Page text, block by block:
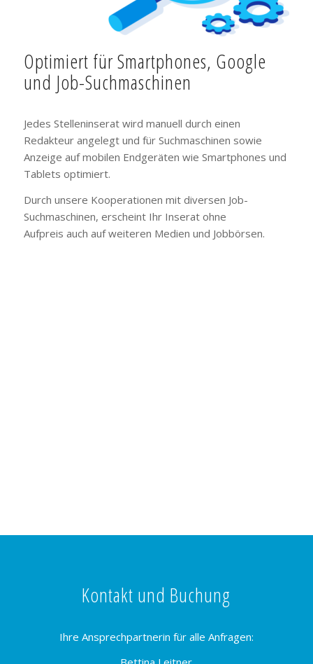
Optimiert für Smartphones, Google
und Job-Suchmaschinen
Jedes Stelleninserat wird manuell durch einen
Redakteur angelegt und für Suchmaschinen sowie
Anzeige auf mobilen Endgeräten wie Smartphones und
Tablets optimiert.
Durch unsere Kooperationen mit diversen Job-
Suchmaschinen, erscheint Ihr Inserat ohne
Aufpreis auch auf weiteren Medien und Jobbörsen.
Kontakt und Buchung
Ihre Ansprechpartnerin für alle Anfragen: